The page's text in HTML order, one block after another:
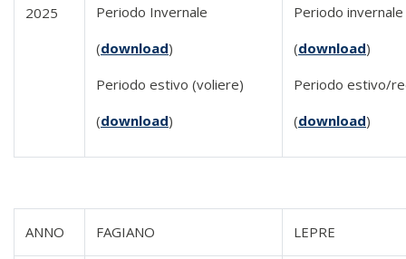
2025
Periodo Invernale
(download)
Periodo estivo (voliere)
(download)
Periodo invernale
(download)
Periodo estivo/
(download)
ANNO FAGIANO LEPRE